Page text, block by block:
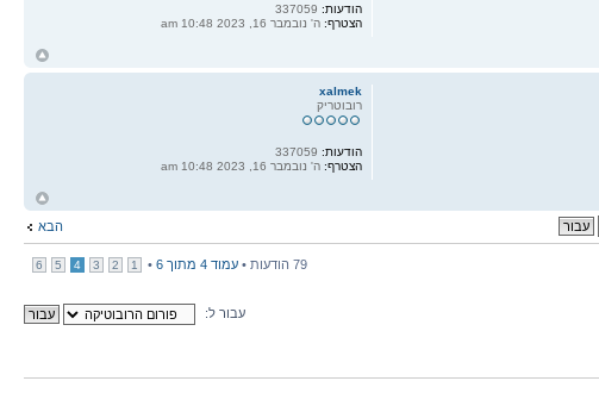
הודעות:337059
הצטרף:ה' נובמבר 16, 2023 10:48 am
xalmek
רובוטריק
הודעות:
הצטרף: ה' נובמבר 16, 2023 10:48 am
הבא
79 הודעות • עמוד 4 מתוך 6
•
1
2
3
4
5
6
עבור ל: